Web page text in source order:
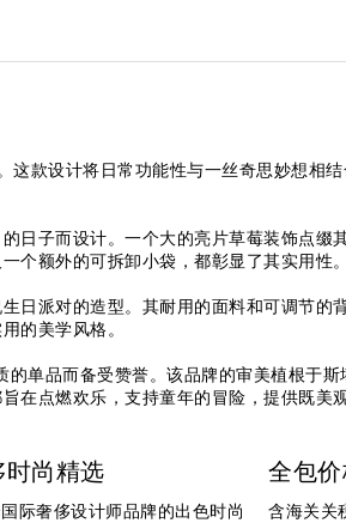
款设计将日常功能性与一丝奇思妙想相
日子而设计。一个大的亮片草莓装饰点
个额外的可拆卸小袋，都彰显了其实用性。
日派对的造型。其耐用的面料和可调节
的美学风格。
单品而备受赞誉。该品牌的审美植根于
在点燃欢乐，支持童年的冒险，提供既美
时尚精选
际奢侈设计师品牌的出色时尚
全包价
含海关关